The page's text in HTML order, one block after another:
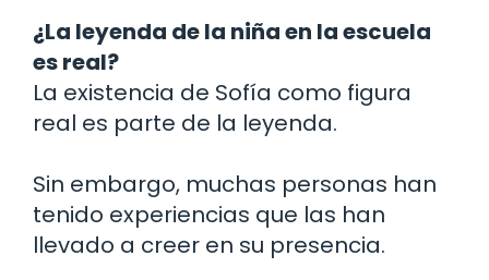
¿La leyenda de la niña en la escuela
es real?
La existencia de Sofía como figura
real es parte de la leyenda.
Sin embargo, muchas personas han
tenido experiencias que las han
llevado a creer en su presencia.